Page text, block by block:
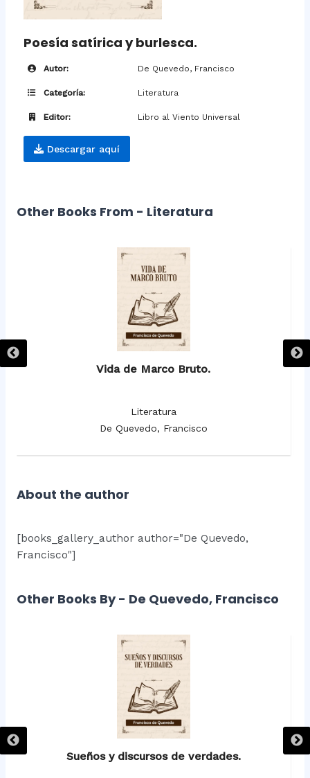
Poesía satírica y burlesca.
Autor: De Quevedo, Francisco
Categoría: Literatura
Editor: Libro al Viento Universal
Descargar aquí
Other Books From - Literatura
Vida de Marco Bruto.
Literatura
De Quevedo, Francisco
About the author
[books_gallery_author author="De Quevedo,
Francisco"]
Other Books By - De Quevedo, Francisco
Sueños y discursos de verdades.